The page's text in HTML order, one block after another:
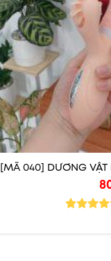
[MÃ 040] DƯƠNG VẬT